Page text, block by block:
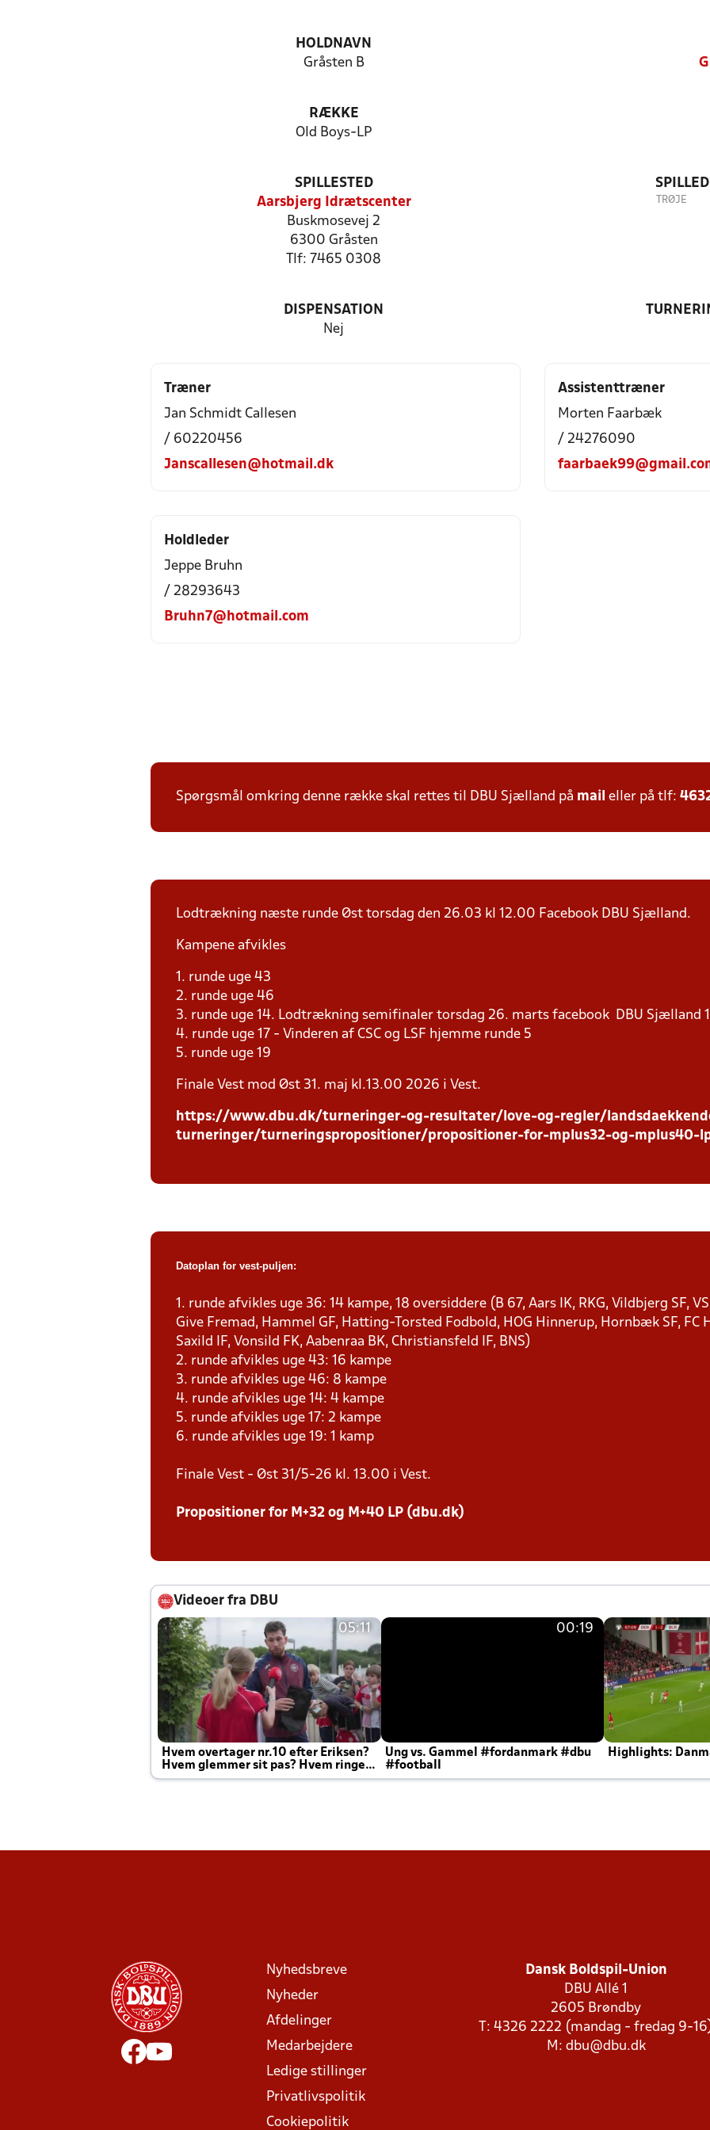
HOLDNAVN
Gråsten B
RÆKKE
Old Boys-LP
SPILLESTED
Aarsbjerg Idrætscenter
Buskmosevej 2
6300 Gråsten
Tlf: 7465 0308
TRØJE
DISPENSATION
Nej
Træner
Jan Schmidt Callesen
/ 60220456
Janscallesen@hotmail.dk
Assistenttræner
Morten Faarbæk
/ 24276090
Holdleder
Jeppe Bruhn
/ 28293643
Bruhn7@hotmail.com
Spørgsmål omkring denne række skal rettes til DBU Sjælland på mail eller på tlf:
Lodtrækning næste runde Øst torsdag den 26.03 kl 12.00 Facebook DBU Sjælland.
Kampene afvikles
1. runde uge 43
2. runde uge 46
3. runde uge 14. Lodtrækning semifinaler torsdag 26. marts facebook DBU Sjælland
4. runde uge 17 - Vinderen af CSC og LSF hjemme runde 5
5. runde uge 19
Finale Vest mod Øst 31. maj kl.13.00 2026 i Vest.
https://www.dbu.dk/turneringer-og-resultater/love-og-regler/
turneringer/turneringspropositioner/propositioner-for-mplus32-og-mplus40-
Datoplan for vest-puljen:
1. runde afvikles uge 36: 14 kampe, 18 oversiddere (B 67, Aars IK, RKG, Vildbjerg SF,
Give Fremad, Hammel GF, Hatting-Torsted Fodbold, HOG Hinnerup, Hornbæk SF, FC
Saxild IF, Vonsild FK, Aabenraa BK, Christiansfeld IF, BNS)
2. runde afvikles uge 43: 16 kampe
3. runde afvikles uge 46: 8 kampe
4. runde afvikles uge 14: 4 kampe
5. runde afvikles uge 17: 2 kampe
6. runde afvikles uge 19: 1 kamp
Finale Vest - Øst 31/5-26 kl. 13.00 i Vest.
Propositioner for M+32 og M+40 LP (dbu.dk)
Videoer fra DBU
05:11
Hvem overtager nr.10 efter Eriksen?
Hvem glemmer sit pas? Hvem ringer
Joachim altid til efter kampe?
00:19
Ung vs. Gammel #fordanmark #dbu
#football
Highlights:
Nyhedsbreve
Nyheder
Afdelinger
Medarbejdere
Ledige stillinger
Privatlivspolitik
Cookiepolitik
Dansk Boldspil-Union
DBU Allé 1
2605 Brøndby
T: 4326 2222 (mandag - fredag 9-
M: dbu@dbu.dk